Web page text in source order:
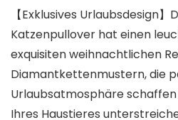
【Exklusives Urlaubsdesign
Katzenpullover hat einen
exquisiten weihnachtlichen
Diamantkettenmustern, die
Urlaubsatmosphäre schaffen
Ihres Haustieres